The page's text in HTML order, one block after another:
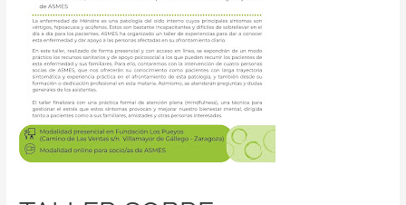
Contacto